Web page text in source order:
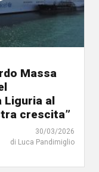
Massa
Liguria al
crescita”
30/03/2026
di Luca Pandimiglio